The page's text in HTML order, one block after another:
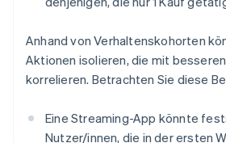
Anhand von Verhaltenskohorten
Aktionen isolieren, die mit
korrelieren. Betrachten Sie diese
Eine Streaming-App könnte
Nutzer/innen, die in der ersten